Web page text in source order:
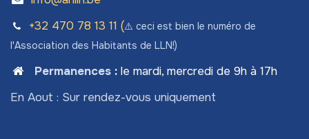
+32 470 78​ 13 11 (⚠️ ceci est bien le numéro de
l'Association des Habitants de LLN!)
Permanences: le mardi, mercredi de 9h à 17h
En Aout : Sur rendez-vous uniquement